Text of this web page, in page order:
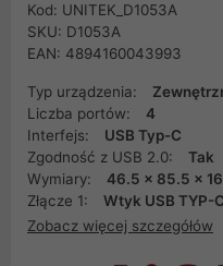
Kod: UNITEK_D1053A
SKU: D1053A
EAN: 4894160043993
Typ urządzenia:
Liczba portów:
4
Interfejs:
USB Typ-C
Zgodność z USB 2.0:
Tak
Wymiary:
46.5 x 85.5 x
Złącze 1:
Wtyk USB TYP-C
Zobacz więcej szczegółów